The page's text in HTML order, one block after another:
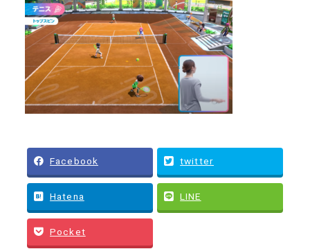
Facebook twitter
Hatena LINE
Pocket